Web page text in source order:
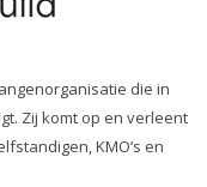
die in
Zij komt op en verleent
KMO’s en